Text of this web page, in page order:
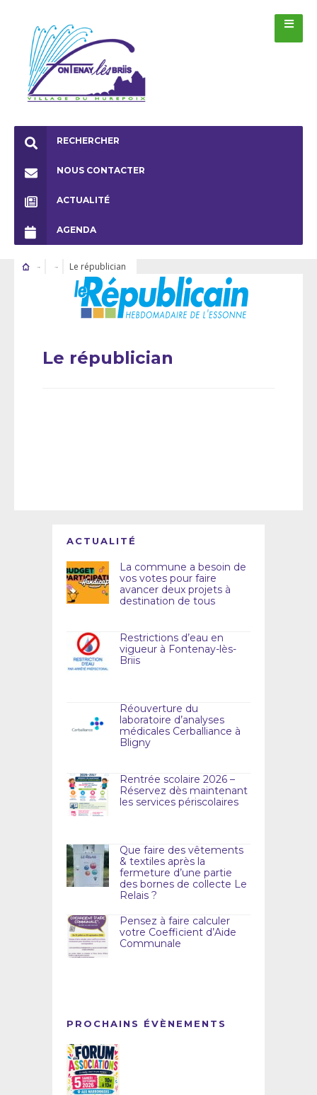
RECHERCHER
NOUS CONTACTER
ACTUALITÉ
AGENDA
Le républician
Le républician
ACTUALITÉ
La commune a besoin de
vos votes pour faire
avancer deux projets à
destination de tous
Restrictions d’eau en
vigueur à Fontenay-lès-
Briis
Réouverture du
laboratoire d’analyses
médicales Cerballiance à
Bligny
Rentrée scolaire 2026 –
Réservez dès maintenant
les services périscolaires
Que faire des vêtements
& textiles après la
fermeture d’une partie
des bornes de collecte Le
Relais ?
Pensez à faire calculer
votre Coefficient d’Aide
Communale
PROCHAINS ÉVÈNEMENTS